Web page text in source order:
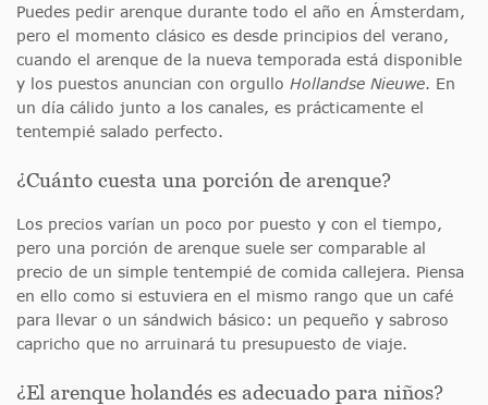
Puedes pedir arenque durante todo el año en Ámsterdam,
pero el momento clásico es desde principios del verano,
cuando el arenque de la nueva temporada está disponible
y los puestos anuncian con orgullo Hollandse Nieuwe. En
un día cálido junto a los canales, es prácticamente el
tentempié salado perfecto.
¿Cuánto cuesta una porción de arenque?
Los precios varían un poco por puesto y con el tiempo,
pero una porción de arenque suele ser comparable al
precio de un simple tentempié de comida callejera. Piensa
en ello como si estuviera en el mismo rango que un café
para llevar o un sándwich básico: un pequeño y sabroso
capricho que no arruinará tu presupuesto de viaje.
¿El arenque holandés es adecuado para niños?